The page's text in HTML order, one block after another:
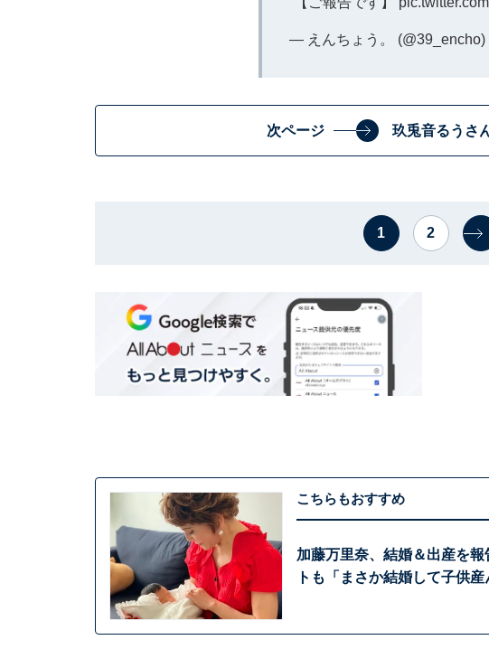
— えんちょう。 (@39_encho)
次ページ 玖兎音るうさ
1 2
こちらもおすすめ
加藤万里奈、結婚＆出産を
トも「まさか結婚して子供産